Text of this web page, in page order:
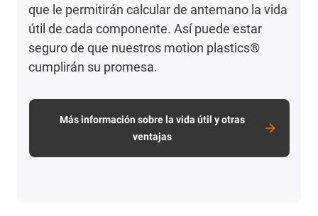
que le permitirán calcular de antemano la vida
útil de cada componente. Así puede estar
seguro de que nuestros motion plastics®
cumplirán su promesa.
Más información sobre la vida útil y otras
ventajas